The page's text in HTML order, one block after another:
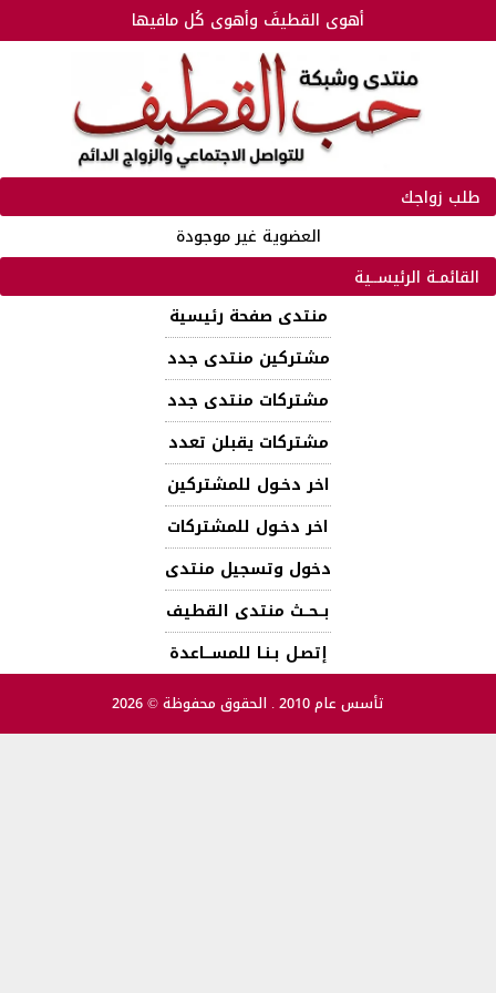
أهوى القطيفَ وأهوى كُل مافيها
طلب زواجك
العضوية غير موجودة
القائمـة الرئيســية
منتدى صفحة رئيسية
مشتركين منتدى جدد
مشتركات منتدى جدد
مشتركات يقبلن تعدد
اخر دخـول للمشتركين
اخر دخـول للمشتركات
دخول وتسجيل منتدى
بــحــث منتدى القطيف
إتصـل بـنـا للمســـاعدة
تأسس عام 2010 . الحقوق محفوظة © 2026